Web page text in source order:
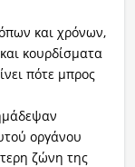
και χρόνων,
κουρδίσματα
πότε μπρος
οργάνου
ζώνη της